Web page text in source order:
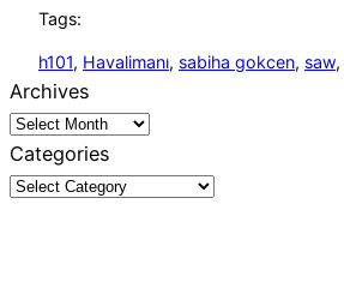
Tags:
h101, Havalimanı, sabiha gokcen, saw,
Archives
Categories